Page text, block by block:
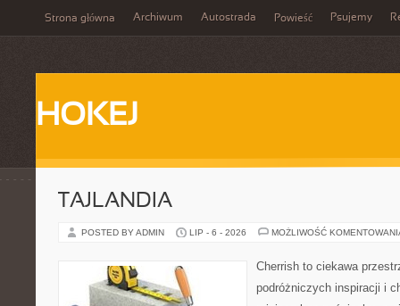
Strona główna Archiwum Autostrada Powieść Psujemy
HOKEJ
TAJLANDIA
POSTED BY ADMIN LIP - 6 - 2026 MOŻLIWOŚĆ
Cherrish to ciekawa
podróżniczych inspiracji i